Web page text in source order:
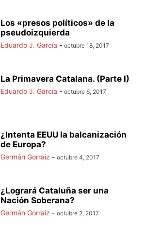
Los «presos políticos» de la
pseudoizquierda
Eduardo J. García - octubre 18, 2017
La Primavera Catalana. (Parte I)
Eduardo J. García - octubre 6, 2017
¿Intenta EEUU la balcanización
de Europa?
Germán Gorraiz - octubre 4, 2017
¿Logrará Cataluña ser una
Nación Soberana?
Germán Gorraiz - octubre 2, 2017